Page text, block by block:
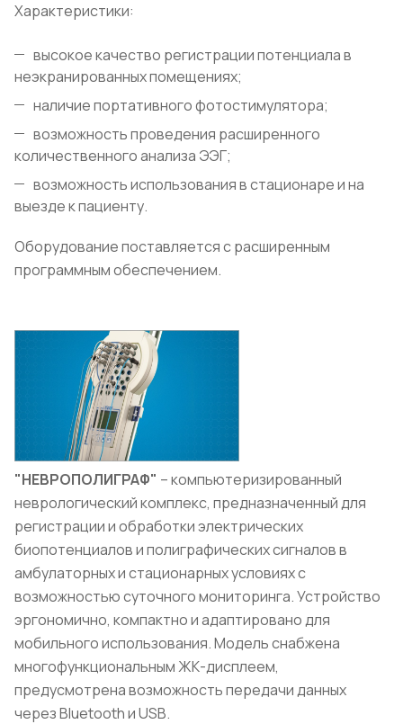
Характеристики:
высокое качество регистрации потенциала в
неэкранированных помещениях;
наличие портативного фотостимулятора;
возможность проведения расширенного
количественного анализа ЭЭГ;
возможность использования в стационаре и на
выезде к пациенту.
Оборудование поставляется с расширенным
программным обеспечением.
"НЕВРОПОЛИГРАФ" – компьютеризированный
неврологический комплекс, предназначенный для
регистрации и обработки электрических
биопотенциалов и полиграфических сигналов в
амбулаторных и стационарных условиях с
возможностью суточного мониторинга. Устройство
эргономично, компактно и адаптировано для
мобильного использования. Модель снабжена
многофункциональным ЖК-дисплеем,
предусмотрена возможность передачи данных
через Bluetooth и USB.